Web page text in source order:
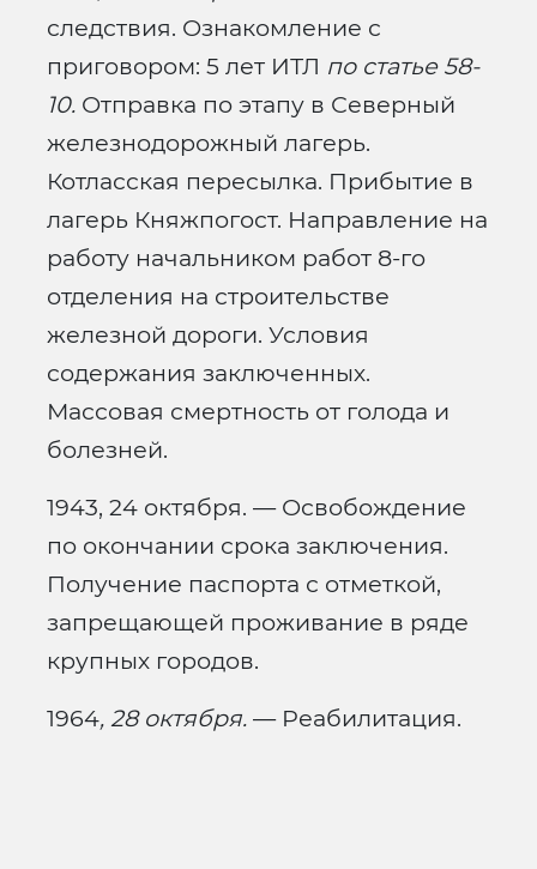
следствия. Ознакомление с
приговором: 5 лет ИТЛ по статье 58-
10. Отправка по этапу в Северный
железнодорожный лагерь.
Котласская пересылка. Прибытие в
лагерь Княжпогост. Направление на
работу начальником работ 8-го
отделения на строительстве
железной дороги. Условия
содержания заключенных.
Массовая смертность от голода и
болезней.
1943, 24 октября. — Освобождение
по окончании срока заключения.
Получение паспорта с отметкой,
запрещающей проживание в ряде
крупных городов.
1964, 28 октября. — Реабилитация.